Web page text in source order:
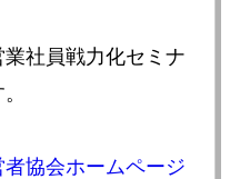
業社員戦力化セミナ
協会ホームページ